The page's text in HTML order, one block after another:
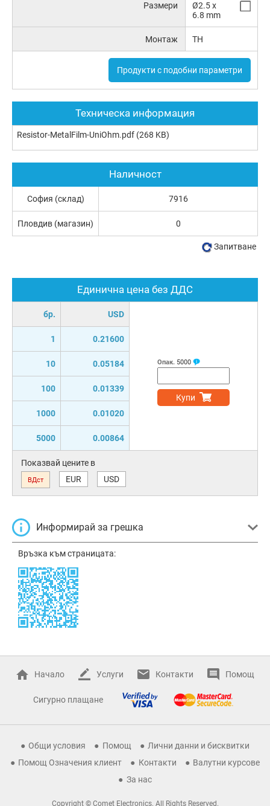
Размери
Ø2.5 x
6.8 mm
Монтаж TH
Продукти с подобни параметри
Техническа информация
Resistor-MetalFilm-UniOhm.pdf (268 KB)
Единична цена без ДДС
бр. USD
1 0.21600
10 0.05184
100 0.01339
1000 0.01020
5000 0.00864
Опак. 5000
Купи
Показвай цените в
ВДст EUR USD
Информирай за грешка
Връзка към страницата:
Наличност
София (склад) 7916
Пловдив (магазин) 0
Запитване
Начало Услуги Контакти Помощ
Сигурно плащане
Общи условия Помощ
Лични данни и бисквитки
Помощ Означения клиент
Контакти
Валутни курсове
За нас
Copyright © Comet Electronics. All Rights Reserved.